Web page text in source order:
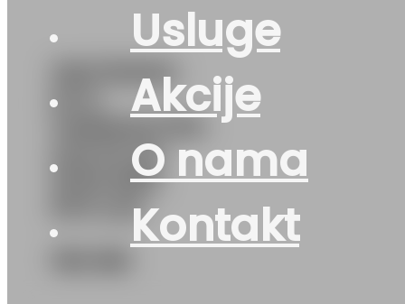
Usluge
Akcije
O nama
Kontakt
195/75R16C
M+S
A/S-PLUS
107R 8PR
PETLAS